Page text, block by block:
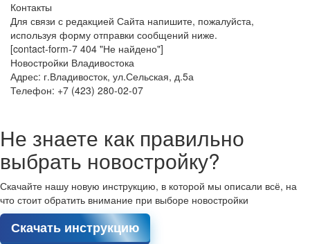
Контакты
Для связи с редакцией Сайта напишите, пожалуйста,
используя форму отправки сообщений ниже.
[contact-form-7 404 "Не найдено"]
Новостройки Владивостока
Адрес: г.Владивосток, ул.Сельская, д.5а
Телефон: +7 (423) 280-02-07
Не знаете как правильно
выбрать новостройку?
Скачайте нашу новую инструкцию, в которой мы описали всё, на
что стоит обратить внимание при выборе новостройки
Скачать инструкцию